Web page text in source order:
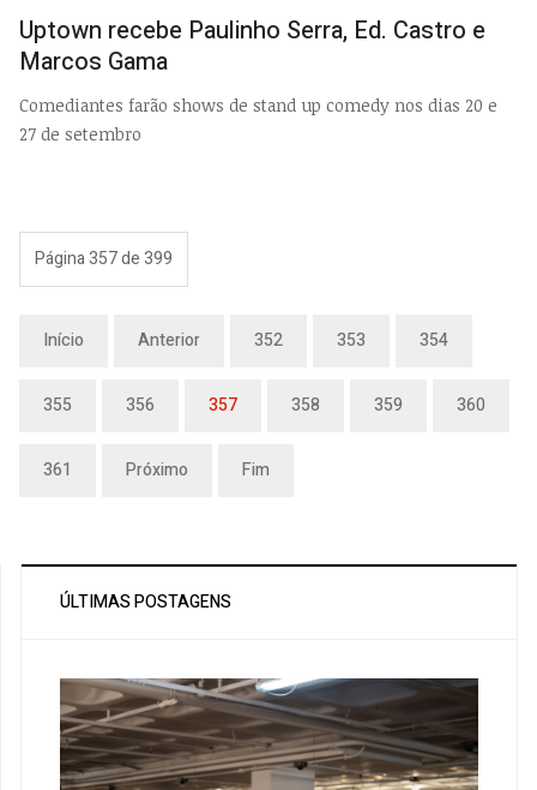
Uptown recebe Paulinho Serra, Ed. Castro e
Marcos Gama
Comediantes farão shows de stand up comedy nos dias 20 e
27 de setembro
Página 357 de 399
Início Anterior 352 353 354
355 356 357 358 359 360
361 Próximo Fim
ÚLTIMAS POSTAGENS